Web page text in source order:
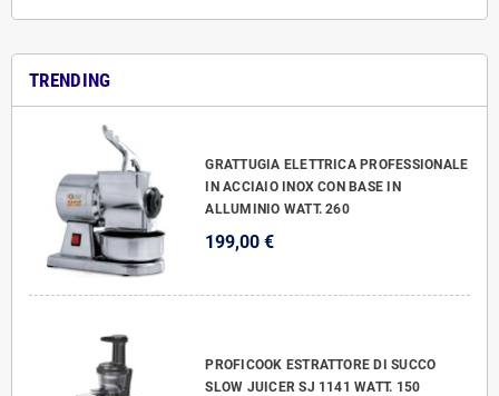
TRENDING
GRATTUGIA ELETTRICA PROFESSIONALE
IN ACCIAIO INOX CON BASE IN
ALLUMINIO WATT. 260
199,00 €
PROFICOOK ESTRATTORE DI SUCCO
SLOW JUICER SJ 1141 WATT. 150